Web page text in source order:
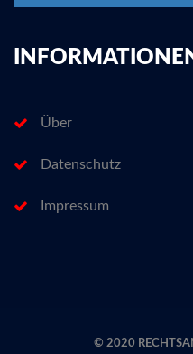
Über
Datenschutz
Impressum
© 2020